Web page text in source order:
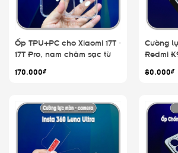
Ốp TPU+PC cho Xiaomi 17T -
17T Pro, nam châm sạc từ
170.000₫
Cường
Redmi
80.000₫